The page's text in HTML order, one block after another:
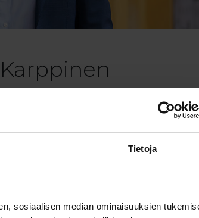
Tietoja
sosiaalisen median ominaisuuksien
taitoja. Reservin luutnantti, joka
Hoitaa kuntoaan salilla ja